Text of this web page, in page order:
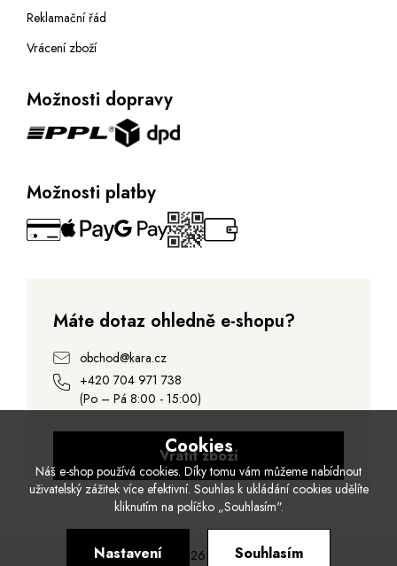
Reklamační řád
Vrácení zboží
Možnosti dopravy
Možnosti platby
Máte dotaz ohledně e-shopu?
obchod@kara.cz
+420 704 971 738
(Po – Pá 8:00 - 15:00)
Vrátit zboží
© 2026 Kara.
Cookies
Náš e-shop používá cookies. Díky tomu vám můžeme nabídnout
uživatelský zážitek více efektivní. Souhlas k ukládání cookies udělíte
kliknutím na políčko „Souhlasím".
Nastavení Souhlasím